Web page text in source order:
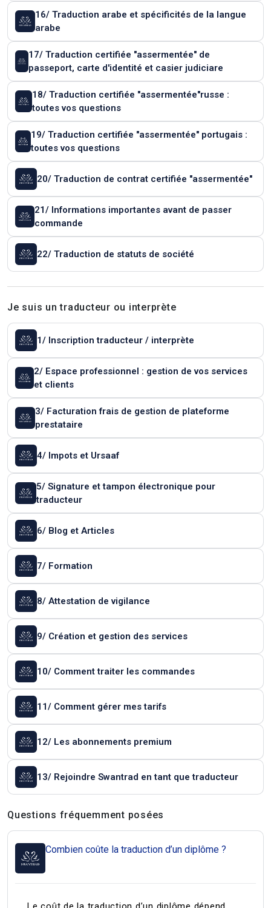
16/ Traduction arabe et spécificités de la langue
arabe
17/ Traduction certifiée "assermentée" de
passeport, carte d'identité et casier judiciare
18/ Traduction certifiée "assermentée"russe :
toutes vos questions
19/ Traduction certifiée "assermentée" portugais :
toutes vos questions
20/ Traduction de contrat certifiée "assermentée"
21/ Informations importantes avant de passer
commande
22/ Traduction de statuts de société
Je suis un traducteur ou interprète
1/ Inscription traducteur / interprète
2/ Espace professionnel : gestion de vos services
et clients
3/ Facturation frais de gestion de plateforme
prestataire
4/ Impots et Ursaaf
5/ Signature et tampon électronique pour
traducteur
6/ Blog et Articles
7/ Formation
8/ Attestation de vigilance
9/ Création et gestion des services
10/ Comment traiter les commandes
11/ Comment gérer mes tarifs
12/ Les abonnements premium
13/ Rejoindre Swantrad en tant que traducteur
Questions et réponses
Questions fréquemment posées
Combien coûte la traduction d’un diplôme ?